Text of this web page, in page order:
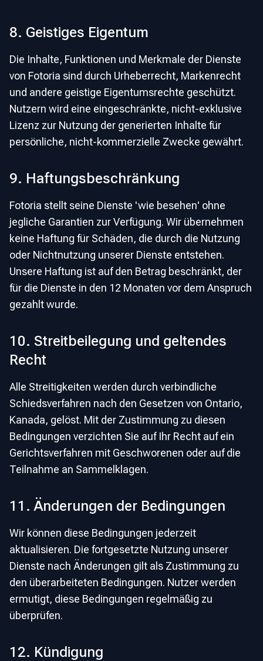
8. Geistiges Eigentum
Die Inhalte, Funktionen und Merkmale der Dienste
von Fotoria sind durch Urheberrecht, Markenrecht
und andere geistige Eigentumsrechte geschützt.
Nutzern wird eine eingeschränkte, nicht-exklusive
Lizenz zur Nutzung der generierten Inhalte für
persönliche, nicht-kommerzielle Zwecke gewährt.
9. Haftungsbeschränkung
Fotoria stellt seine Dienste 'wie besehen' ohne
jegliche Garantien zur Verfügung. Wir übernehmen
keine Haftung für Schäden, die durch die Nutzung
oder Nichtnutzung unserer Dienste entstehen.
Unsere Haftung ist auf den Betrag beschränkt, der
für die Dienste in den 12 Monaten vor dem Anspruch
gezahlt wurde.
10. Streitbeilegung und geltendes
Recht
Alle Streitigkeiten werden durch verbindliche
Schiedsverfahren nach den Gesetzen von Ontario,
Kanada, gelöst. Mit der Zustimmung zu diesen
Bedingungen verzichten Sie auf Ihr Recht auf ein
Gerichtsverfahren mit Geschworenen oder auf die
Teilnahme an Sammelklagen.
11. Änderungen der Bedingungen
Wir können diese Bedingungen jederzeit
aktualisieren. Die fortgesetzte Nutzung unserer
Dienste nach Änderungen gilt als Zustimmung zu
den überarbeiteten Bedingungen. Nutzer werden
ermutigt, diese Bedingungen regelmäßig zu
überprüfen.
12. Kündigung